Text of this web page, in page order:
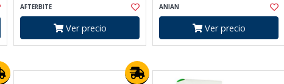
AFTERBITE
Ver precio
ANIAN
Ver precio